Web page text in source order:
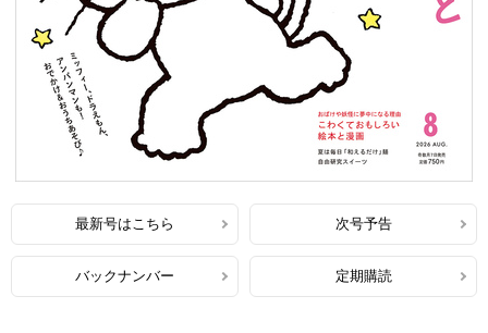
最新号はこちら 次号予告
バックナンバー 定期購読